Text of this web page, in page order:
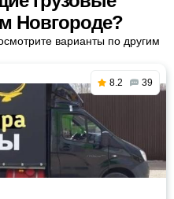
Новгороде?
варианты по другим
8.2 39